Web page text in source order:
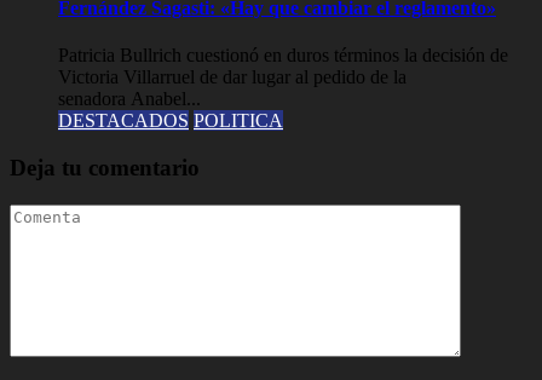
Fernández Sagasti: «Hay que cambiar el reglamento»
Patricia Bullrich cuestionó en duros términos la decisión de
Victoria Villarruel de dar lugar al pedido de la
senadora Anabel...
DESTACADOS POLITICA
Deja tu comentario